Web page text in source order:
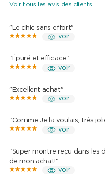
Voir tous les avis des clients
"Le chic sans effort"
voir
"Épuré et efficace"
voir
"Excellent achat"
voir
"Comme Je la voulais, très
voir
"Super montre reçu dans les
de mon achat!"
voir